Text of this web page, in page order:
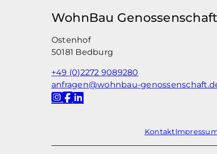
WohnBau
Ostenhof
50181 Bedburg
+49 (0)2272 9089280
anfragen@wohnbau-
Kontakt